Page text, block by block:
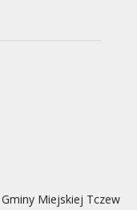
Miejskiej Tczew